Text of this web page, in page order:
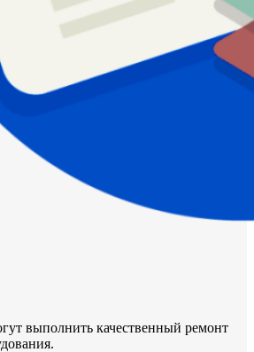
выполнить качественный ремонт